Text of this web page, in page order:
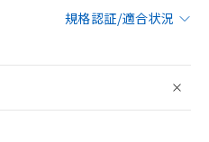
規格認証/適合状況